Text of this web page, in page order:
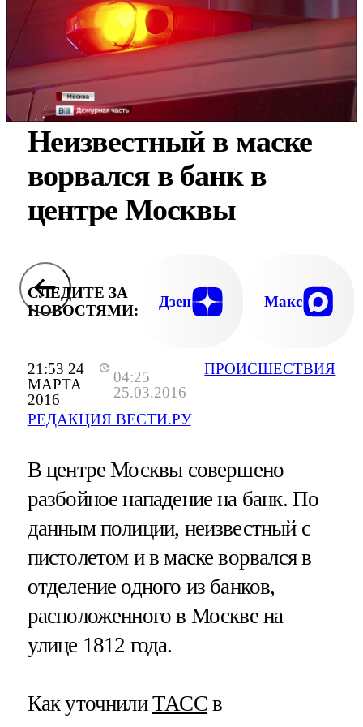
21:53 24
МАРТА
2016
04:25
25.03.2016
РЕДАКЦИЯ ВЕСТИ.РУ
ПРОИСШЕСТВИЯ
Неизвестный в маске
ворвался в банк в
центре Москвы
СЛЕДИТЕ ЗА
НОВОСТЯМИ:
Дзен Макс
В центре Москвы совершено
разбойное нападение на банк. По
данным полиции, неизвестный с
пистолетом и в маске ворвался в
отделение одного из банков,
расположенного в Москве на
улице 1812 года.
Как уточнилиТАССв